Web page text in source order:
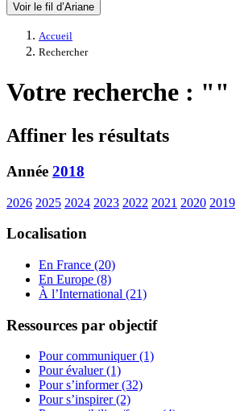
Voir le fil d’Ariane
Accueil
Rechercher
Votre recherche : ""
Affiner les résultats
Année 2018
2026 2025 2024 2023 2022 2021 2020 2019
Localisation
En France (20)
En Europe (8)
À l’International (21)
Ressources par objectif
Pour communiquer (1)
Pour évaluer (1)
Pour s’informer (32)
Pour s’inspirer (2)